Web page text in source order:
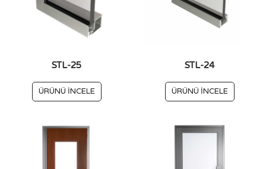
STL-25
ÜRÜNÜ İNCELE
STL-24
ÜRÜNÜ İNCELE